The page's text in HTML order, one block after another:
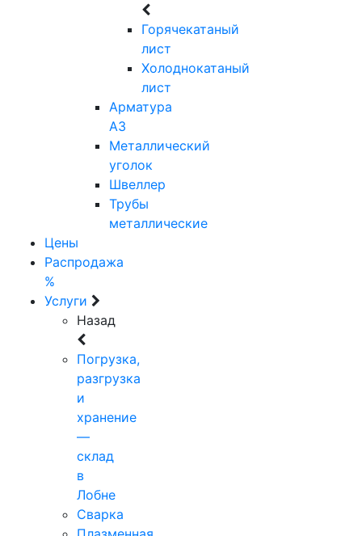
Горячекатаный
лист
Холоднокатаный
лист
Арматура
А3
Металлический
уголок
Швеллер
Трубы
металлические
Цены
Распродажа
%
Услуги
Назад
Погрузка,
разгрузка
и
хранение
—
склад
в
Лобне
Сварка